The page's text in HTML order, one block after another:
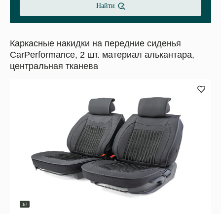
Найти
Каркасные накидки на передние сиденья
CarPerformance, 2 шт. материал алькантара,
центральная тканева
1/7